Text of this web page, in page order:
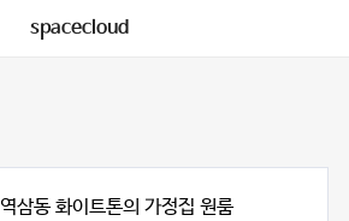
spacecloud
역삼동 화이트톤의 가정집 원룸